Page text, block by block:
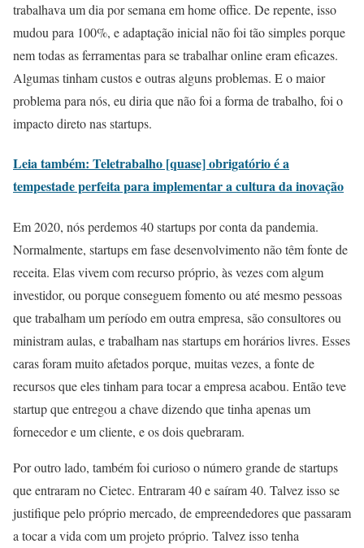
trabalhava um dia por semana em home office. De repente, isso
mudou para 100%, e adaptação inicial não foi tão simples porque
nem todas as ferramentas para se trabalhar online eram eficazes.
Algumas tinham custos e outras alguns problemas. E o maior
problema para nós, eu diria que não foi a forma de trabalho, foi o
impacto direto nas startups.
Leia também: Teletrabalho [quase] obrigatório é a
tempestade perfeita para implementar a cultura da inovação
Em 2020, nós perdemos 40 startups por conta da pandemia.
Normalmente, startups em fase desenvolvimento não têm fonte de
receita. Elas vivem com recurso próprio, às vezes com algum
investidor, ou porque conseguem fomento ou até mesmo pessoas
que trabalham um período em outra empresa, são consultores ou
ministram aulas, e trabalham nas startups em horários livres. Esses
caras foram muito afetados porque, muitas vezes, a fonte de
recursos que eles tinham para tocar a empresa acabou. Então teve
startup que entregou a chave dizendo que tinha apenas um
fornecedor e um cliente, e os dois quebraram.
Por outro lado, também foi curioso o número grande de startups
que entraram no Cietec. Entraram 40 e saíram 40. Talvez isso se
justifique pelo próprio mercado, de empreendedores que passaram
a tocar a vida com um projeto próprio. Talvez isso tenha